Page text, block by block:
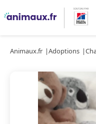
Animaux.fr Adoptions